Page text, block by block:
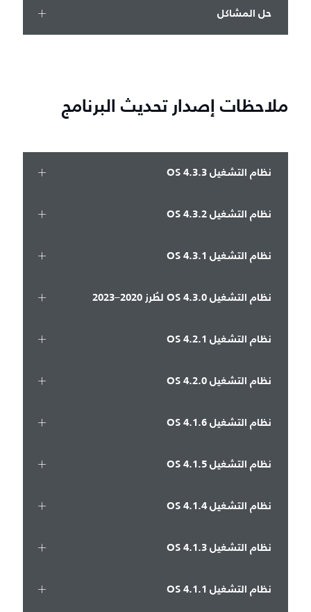
حل المشاكل
ملاحظات إصدار تحديث البرنامج
نظام التشغيل OS 4.3.3
نظام التشغيل OS 4.3.2
نظام التشغيل OS 4.3.1
نظام التشغيل OS 4.3.0 لطُرز 2020–2023
نظام التشغيل OS 4.2.1
نظام التشغيل OS 4.2.0
نظام التشغيل OS 4.1.6
نظام التشغيل OS 4.1.5
نظام التشغيل OS 4.1.4
نظام التشغيل OS 4.1.3
نظام التشغيل OS 4.1.1